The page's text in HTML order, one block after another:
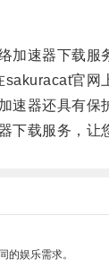
速器下载服务
官网
器还具有保
载服务，让
的娱乐需求。